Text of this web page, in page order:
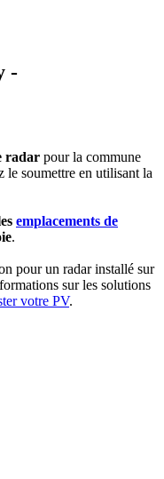
-
radar pour la commune
le soumettre en utilisant la
emplacements de
.
pour un radar installé sur
sur les solutions
votre PV.